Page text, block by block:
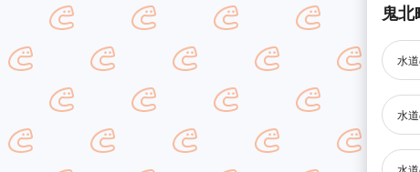
鬼北
水
水